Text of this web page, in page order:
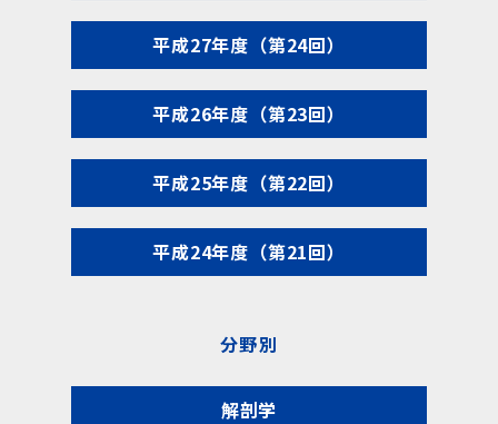
平成27年度（第24回）
平成26年度（第23回）
平成25年度（第22回）
平成24年度（第21回）
分野別
解剖学